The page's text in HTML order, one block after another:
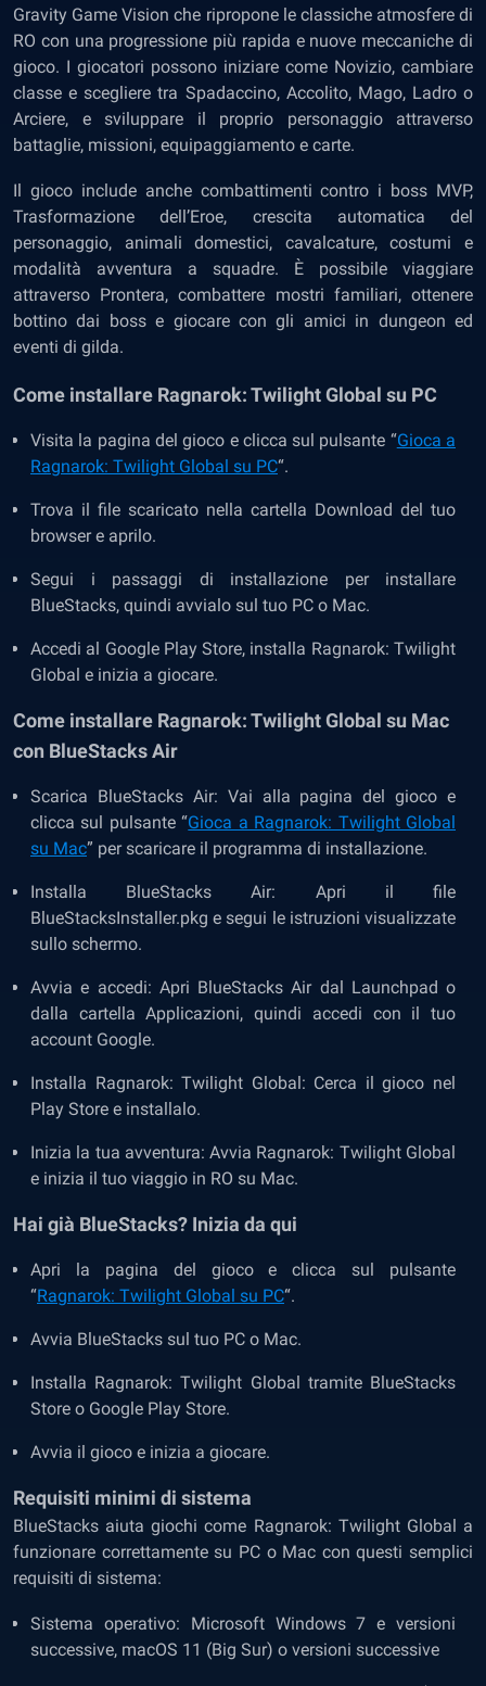
Gravity Game Vision che ripropone le classiche atmosfere di
RO con una progressione più rapida e nuove meccaniche di
gioco. I giocatori possono iniziare come Novizio, cambiare
classe e scegliere tra Spadaccino, Accolito, Mago, Ladro o
Arciere, e sviluppare il proprio personaggio attraverso
battaglie, missioni, equipaggiamento e carte.
Il gioco include anche combattimenti contro i boss MVP,
Trasformazione dell’Eroe, crescita automatica del
personaggio, animali domestici, cavalcature, costumi e
modalità avventura a squadre. È possibile viaggiare
attraverso Prontera, combattere mostri familiari, ottenere
bottino dai boss e giocare con gli amici in dungeon ed
eventi di gilda.
Come installare Ragnarok: Twilight Global su PC
Visita la pagina del gioco e clicca sul pulsante “Gioca a
Ragnarok: Twilight Global su PC“.
Trova il file scaricato nella cartella Download del tuo
browser e aprilo.
Segui i passaggi di installazione per installare
BlueStacks, quindi avvialo sul tuo PC o Mac.
Accedi al Google Play Store, installa Ragnarok: Twilight
Global e inizia a giocare.
Come installare Ragnarok: Twilight Global su Mac
con BlueStacks Air
Scarica BlueStacks Air: Vai alla pagina del gioco e
clicca sul pulsante “Gioca a Ragnarok: Twilight Global
su Mac” per scaricare il programma di installazione.
Installa BlueStacks Air: Apri il file
BlueStacksInstaller.pkg e segui le istruzioni visualizzate
sullo schermo.
Avvia e accedi: Apri BlueStacks Air dal Launchpad o
dalla cartella Applicazioni, quindi accedi con il tuo
account Google.
Installa Ragnarok: Twilight Global: Cerca il gioco nel
Play Store e installalo.
Inizia la tua avventura: Avvia Ragnarok: Twilight Global
e inizia il tuo viaggio in RO su Mac.
Hai già BlueStacks? Inizia da qui
Apri la pagina del gioco e clicca sul pulsante
“Ragnarok: Twilight Global su PC“.
Avvia BlueStacks sul tuo PC o Mac.
Installa Ragnarok: Twilight Global tramite BlueStacks
Store o Google Play Store.
Avvia il gioco e inizia a giocare.
Requisiti minimi di sistema
BlueStacks aiuta giochi come Ragnarok: Twilight Global a
funzionare correttamente su PC o Mac con questi semplici
requisiti di sistema:
Sistema operativo: Microsoft Windows 7 e versioni
successive, macOS 11 (Big Sur) o versioni successive